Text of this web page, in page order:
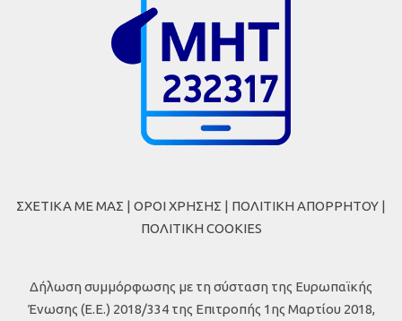
ΣΧΕΤΙΚΑ ΜΕ ΜΑΣ | ΟΡΟΙ ΧΡΗΣΗΣ | ΠΟΛΙΤΙΚΗ ΑΠΟΡΡΗΤΟΥ |
ΠΟΛΙΤΙΚΗ COOKIES
Δήλωση συμμόρφωσης με τη σύσταση της Ευρωπαϊκής
Ένωσης (Ε.Ε.) 2018/334 της Επιτροπής 1ης Μαρτίου 2018,